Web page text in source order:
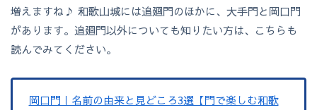
増えますね♪ 和歌山城には追廻門のほかに、大手門と岡口門
があります。追廻門以外についても知りたい方は、こちらも
読んでみてください。
岡口門｜名前の由来と見どころ3選【門で楽しむ和歌